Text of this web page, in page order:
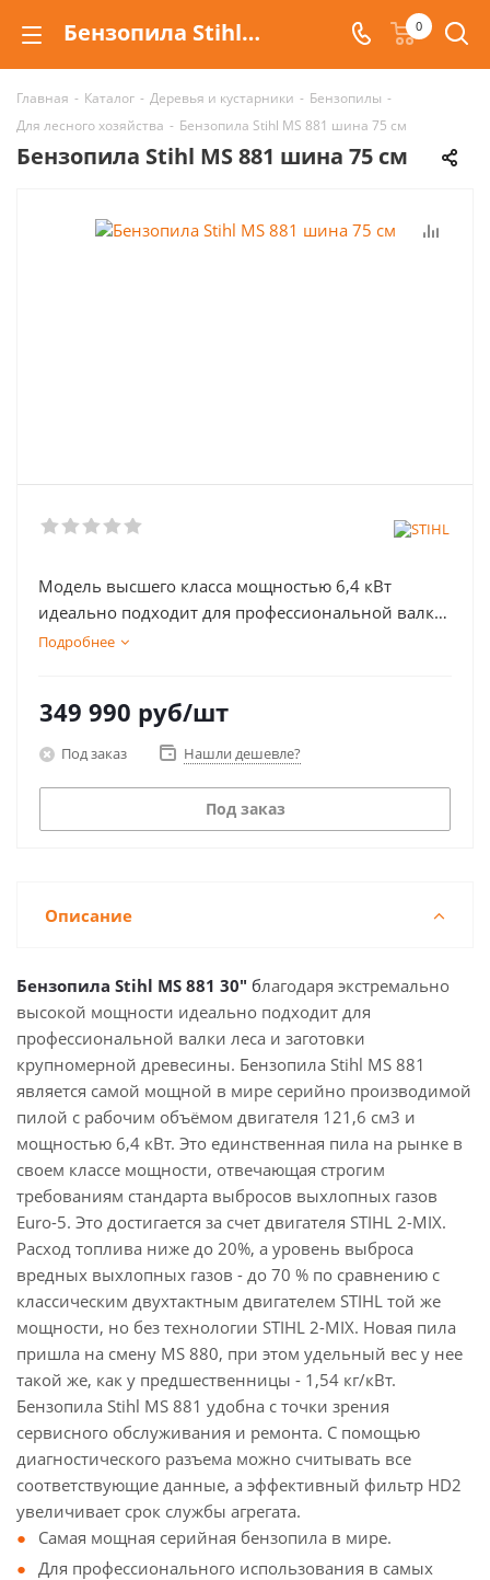
Бензопила Stihl MS 881 шина 75 см 0
Главная - Каталог - Деревья и кустарники - Бензопилы -
Для лесного хозяйства - Бензопила Stihl MS 881 шина 75 см
Бензопила Stihl MS 881 шина 75 см
Модель высшего класса мощностью 6,4 кВт
идеально подходит для профессиональной валки
леса и заготовки крупномерной древесины
Подробнее
349 990 руб/шт
Под заказ Нашли дешевле?
Под заказ
Описание
Бензопила Stihl MS 881 30" благодаря экстремально
высокой мощности идеально подходит для
профессиональной валки леса и заготовки
крупномерной древесины. Бензопила Stihl MS 881
является самой мощной в мире серийно производимой
пилой с рабочим объёмом двигателя 121,6 см3 и
мощностью 6,4 кВт. Это единственная пила на рынке в
своем классе мощности, отвечающая строгим
требованиям стандарта выбросов выхлопных газов
Euro-5. Это достигается за счет двигателя STIHL 2-MIX.
Расход топлива ниже до 20%, а уровень выброса
вредных выхлопных газов - до 70 % по сравнению с
классическим двухтактным двигателем STIHL той же
мощности, но без технологии STIHL 2-MIX. Новая пила
пришла на смену MS 880, при этом удельный вес у нее
такой же, как у предшественницы - 1,54 кг/кВт.
Бензопила Stihl MS 881 удобна с точки зрения
сервисного обслуживания и ремонта. С помощью
диагностического разъема можно считывать все
соответствующие данные, а эффективный фильтр HD2
увеличивает срок службы агрегата.
Самая мощная серийная бензопила в мире.
Для профессионального использования в самых